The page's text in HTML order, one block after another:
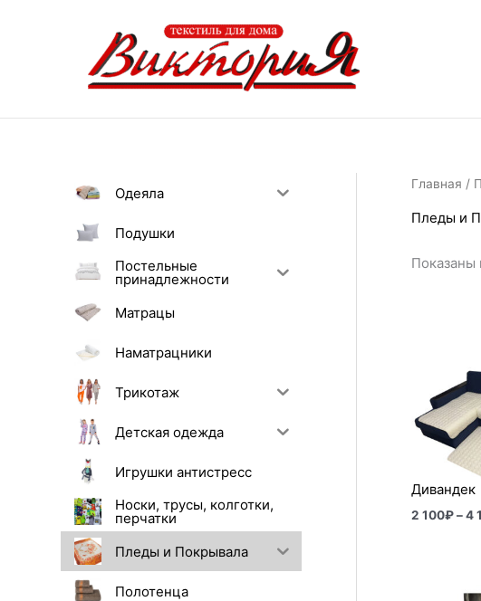
Одеяла
Подушки
Постельные
принадлежности
Матрацы
Наматрацники
Трикотаж
Детская одежда
Игрушки антистресс
Носки, трусы, колготки,
перчатки
Пледы и Покрывала
Полотенца
Главная /
Пледы и
Показаны
Дивандек
2 100₽ – 4